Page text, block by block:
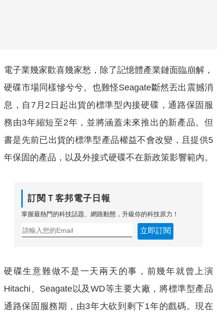
電子業幾家歡喜幾家愁，除了記憶體產業鏈面臨崩解，
硬碟市場同樣慘兮兮。也難怪Seagate斷然丟出震撼消
息，自7月2日起出貨的標準型內接硬碟，通路保固服
務由3年縮短至2年，並將涵蓋未來推出的新產品。但
書是先前已出貨的標準型產品權益不會改變，且提供5
年保固的產品，以及外接式硬碟不在新政策影響範內。
訂閱Ｔ客邦電子日報
掌握最熱門的科技話題、網路動態，升級你的科技原力！
立即訂閱
硬碟生意難做不是一天兩天的事，前幾年就曾上演
Hitachi、Seagate以及WD等主要大廠，將標準型產品
通路保固服務期，由3年大砍到剩下1年的戲碼。現在